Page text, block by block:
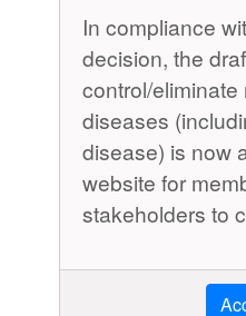
In compliance
decision, the
control/
diseases
disease) is now
website for
stakeholders to